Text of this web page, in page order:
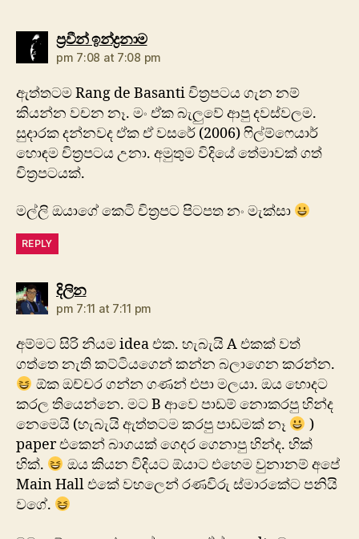
ප්‍රවීන් ඉන්ද්‍රනාමsays:
pm 7:08 at 7:08 pm
ඇත්තටම Rang de Basanti චිත්‍රපටය ගැන නම්
කියන්න වචන නෑ. මං ඒක බැලුවේ ආපු දවස්වලම.
සුදාරක දන්නවද ඒක ඒ වසරේ (2006) ෆිල්ම්ෆෙයාර්
හොඳම චිත්‍රපටය උනා. අමුතුම විදියේ තේමාවක් ගත්
චිත්‍රපටයක්.
මල්ලි ඔයාගේ කෙටි චිත්‍රපට පිටපත නං මැක්සා
REPLY
දිලිනsays:
pm 7:11 at 7:11 pm
අම්මට සිරි නියම idea එක. හැබැයි A එකක්‌ වත්
ගත්තෙ නැති කට්‌ටියගෙන් කන්න බලාගෙන කරන්න.
ඕක ඔච්චර ගන්න ගණන් එපා මලයා. ඔය හොදට
කරල තියෙන්නෙ. මට B ආවෙ පාඩම් නොකරපු හින්ද
නෙමෙයි (හැබැයි ඇත්තටම කරපු පාඩමක්‌ නෑ
)
paper එකෙන් බාගයක්‌ ගෙදර ගෙනාපු හින්ද. හික්‌
හික්‌.
ඔය කියන විදියට ඕයාට එහෙම වුනානම් අපේ
Main Hall එකේ වහලෙන් රණවිරු ස්‌මාරකේට පනියි
වගේ.